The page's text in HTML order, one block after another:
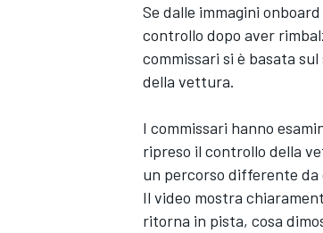
MONOPOSTO
Se dalle immagini
controllo dopo aver
commissari si è basata
della vettura.
I commissari hanno
ripreso il controllo della
un percorso differente
Il video mostra
ritorna in pista, cosa